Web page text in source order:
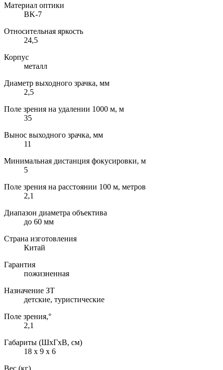
Материал оптики
BK-7
Относительная яркость
24,5
Корпус
металл
Диаметр выходного зрачка, мм
2,5
Поле зрения на удалении 1000 м, м
35
Вынос выходного зрачка, мм
11
Минимальная дистанция фокусировки, м
5
Поле зрения на расстоянии 100 м, метров
2,1
Диапазон диаметра объектива
до 60 мм
Страна изготовления
Китай
Гарантия
пожизненная
Назначение ЗТ
детские, туристические
Поле зрения,°
2,1
Габариты (ШxГxВ, см)
18 x 9 x 6
Вес (кг)